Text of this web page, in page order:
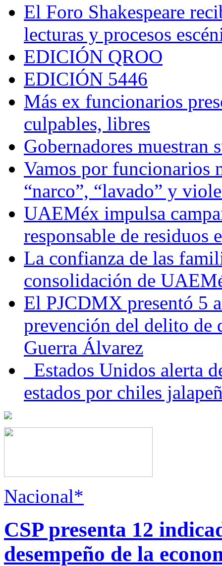
El Foro Shakespeare
lecturas y procesos
EDICIÓN QROO
EDICIÓN 5446
Más ex funcionarios
culpables, libres
Gobernadores muestran
Vamos por funcionarios
“narco”, “lavado” y
UAEMéx impulsa
responsable de residuos
La confianza de las
consolidación de
El PJCDMX presentó 5
prevención del delito de
Guerra Álvarez
Estados Unidos alerta
estados por chiles
Nacional*
CSP presenta 12
desempeño de la